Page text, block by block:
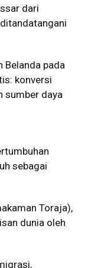
dari
Belanda pada
konversi
sumber daya
sebagai
Toraja),
dunia oleh